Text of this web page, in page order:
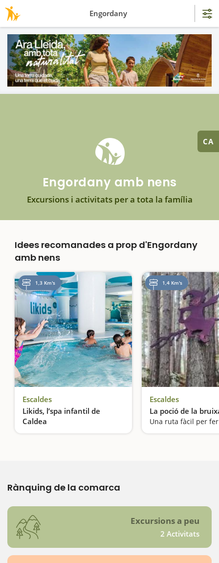
CA
Engordany amb nens
Excursions i activitats per a tota la família
Idees recomanades a prop d'Engordany
amb nens
1,3 Km's
Escaldes
Likids, l’spa infantil de
Caldea
Un spa exclusiu per a nens i nenes de 3 a 8 anys
1,4 Km's
Escaldes
La poció de la
Rànquing de la comarca
Excursions a peu
2 Activitats
Engordany